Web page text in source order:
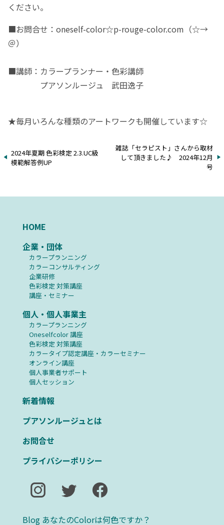
ください。
■お問合せ：oneself-color☆p-rouge-color.com（☆→
＠）
■講師：カラープランナー・色彩講師
プアソンルージュ 武田逸子
★毎月いろんな種類のアートワークも開催しています☆
2024年夏期 色彩検定 2.3.UC級
模範解答例UP
雑誌「セラピスト」さんから取材
して頂きました♪ 2024年12月
号
HOME
企業・団体
カラープランニング
カラーコンサルティング
企業研修
⾊彩検定 対策講座
講座・セミナー
個人・個人事業主
カラープランニング
Oneselfcolor 講座
⾊彩検定 対策講座
カラータイプ認定講座・カラーセミナー
オンライン講座
個人事業者サポート
個人セッション
新着情報
プアソンルージュとは
お問合せ
プライバシーポリシー
Blog あなたのColorは何色ですか？